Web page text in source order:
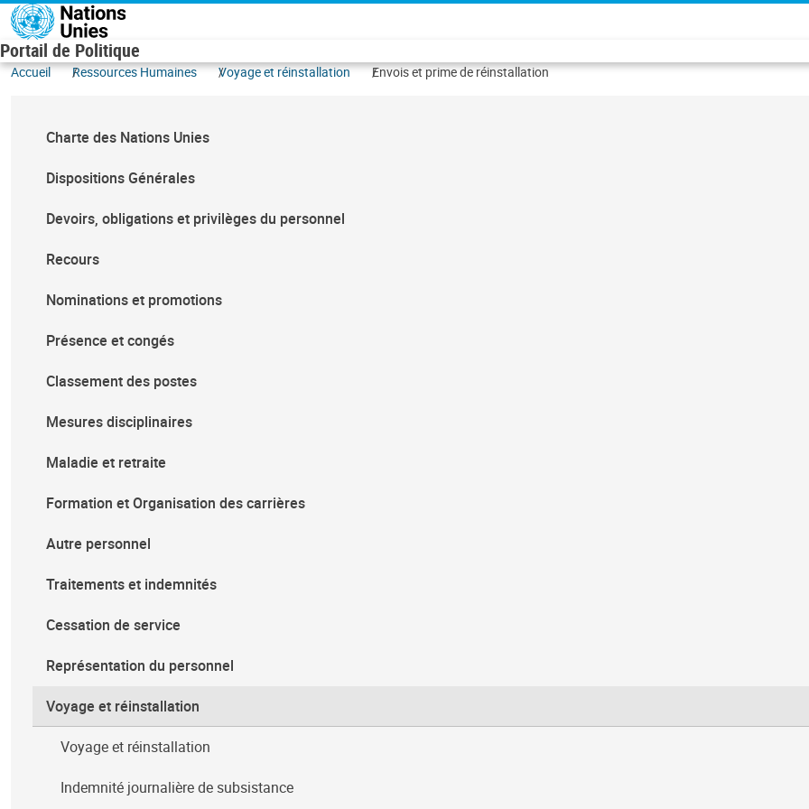
Aller au contenu principal
Portail de Politique
Accueil Ressources Humaines Voyage et réinstallation Envois et prime de réinstallation
Charte des Nations Unies
Dispositions Générales
Devoirs, obligations et privilèges du personnel
Recours
Nominations et promotions
Présence et congés
Classement des postes
Mesures disciplinaires
Maladie et retraite
Formation et Organisation des carrières
Autre personnel
Traitements et indemnités
Cessation de service
Représentation du personnel
Voyage et réinstallation
Voyage et réinstallation
Indemnité journalière de subsistance